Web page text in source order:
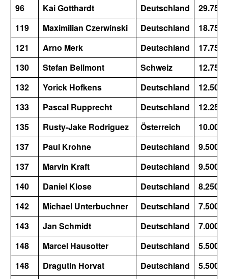
96
Kai Gotthardt Deutschland
29.750
119
Maximilian Czerwinski Deutschland
18.750
121
Arno Merk Deutschland
17.750
130
Stefan Bellmont Schweiz
12.750
132
Yorick Hofkens Deutschland
12.500
133
Pascal Rupprecht Deutschland
12.250
135
Rusty-Jake Rodriguez Österreich
10.000
137
Paul Krohne Deutschland
9.500
137
Marvin Kraft Deutschland
9.500
140
Daniel Klose Deutschland
8.250
142
Michael Unterbuchner Deutschland
7.500
143
Jan Schmidt Deutschland
7.000
148
Marcel Hausotter Deutschland
5.500
148
Dragutin Horvat Deutschland
5.500